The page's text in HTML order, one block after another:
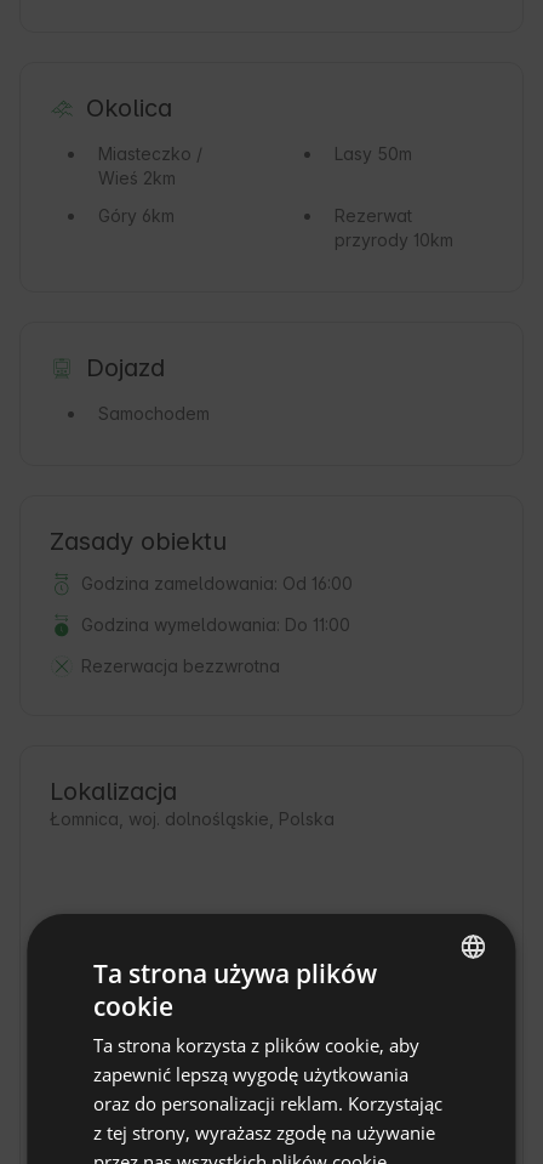
Okolica
Miasteczko /
Wieś 2km
Lasy 50m
Góry 6km
Rezerwat
przyrody 10km
Dojazd
Samochodem
Zasady obiektu
Godzina zameldowania: Od 16:00
Godzina wymeldowania: Do 11:00
Rezerwacja bezzwrotna
Lokalizacja
Łomnica, woj. dolnośląskie, Polska
SPANISH
GERMAN
Ta strona używa plików
cookie
Ta strona korzysta z plików cookie, aby
zapewnić lepszą wygodę użytkowania
oraz do personalizacji reklam. Korzystając
z tej strony, wyrażasz zgodę na używanie